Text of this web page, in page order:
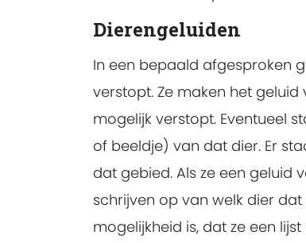
Dierengeluiden
In een bepaald afgesproken
verstopt. Ze maken het geluid
mogelijk verstopt. Eventueel
of beeldje) van dat dier. Er
dat gebied. Als ze een geluid
schrijven op van welk dier dat
mogelijkheid is, dat ze een